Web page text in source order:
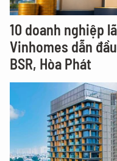
10 doanh nghiệp
Vinhomes dẫn
BSR, Hòa Phát